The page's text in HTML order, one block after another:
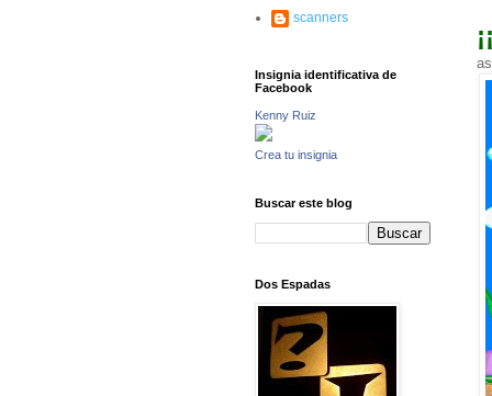
scanners
Insignia identificativa de
Facebook
Kenny Ruiz
Crea tu insignia
Buscar este blog
Dos Espadas